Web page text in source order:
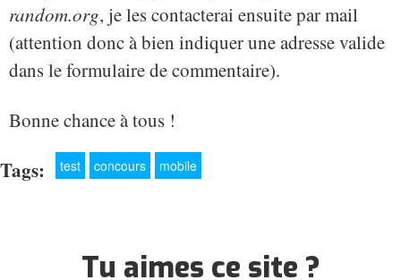
random.org, je les contacterai ensuite par mail
(attention donc à bien indiquer une adresse valide
dans le formulaire de commentaire).
Bonne chance à tous !
Tags: test concours mobile
Tu aimes ce site ?